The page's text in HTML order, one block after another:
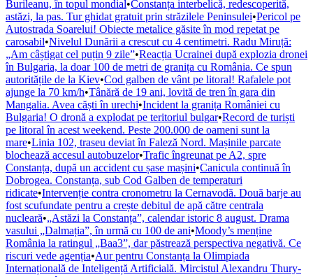
Burileanu, în topul mondial•Constanța interbelică, redescoperită,
astăzi, la pas. Tur ghidat gratuit prin străzilele Peninsulei•Pericol pe
Autostrada Soarelui! Obiecte metalice găsite în mod repetat pe
carosabil•Nivelul Dunării a crescut cu 4 centimetri. Radu Miruță:
„Am câștigat cel puțin 9 zile”•Reacția Ucrainei după explozia dronei
în Bulgaria, la doar 100 de metri de granița cu România. Ce spun
autoritățile de la Kiev•Cod galben de vânt pe litoral! Rafalele pot
ajunge la 70 km/h•Tânără de 19 ani, lovită de tren în gara din
Mangalia. Avea căști în urechi•Incident la granița României cu
Bulgaria! O dronă a explodat pe teritoriul bulgar•Record de turiști
pe litoral în acest weekend. Peste 200.000 de oameni sunt la
mare•Linia 102, traseu deviat în Faleză Nord. Mașinile parcate
blochează accesul autobuzelor•Trafic îngreunat pe A2, spre
Constanța, după un accident cu șase mașini•Canicula continuă în
Dobrogea. Constanța, sub Cod Galben de temperaturi
ridicate•Intervenție contra cronometru la Cernavodă. Două barje au
fost scufundate pentru a crește debitul de apă către centrala
nucleară•„Astăzi la Constanța”, calendar istoric 8 august. Drama
vasului „Dalmația”, în urmă cu 100 de ani•Moody’s menține
România la ratingul „Baa3”, dar păstrează perspectiva negativă. Ce
riscuri vede agenția•Aur pentru Constanța la Olimpiada
Internațională de Inteligență Artificială. Mircistul Alexandru Thury-